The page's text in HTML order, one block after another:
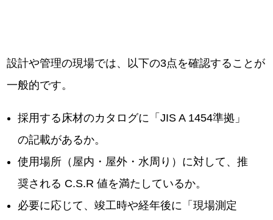
設計や管理の現場では、以下の3点を確認することが
一般的です。
採用する床材のカタログに「JIS A 1454準拠」
の記載があるか。
使用場所（屋内・屋外・水周り）に対して、推
奨される C.S.R 値を満たしているか。
必要に応じて、竣工時や経年後に「現場測定